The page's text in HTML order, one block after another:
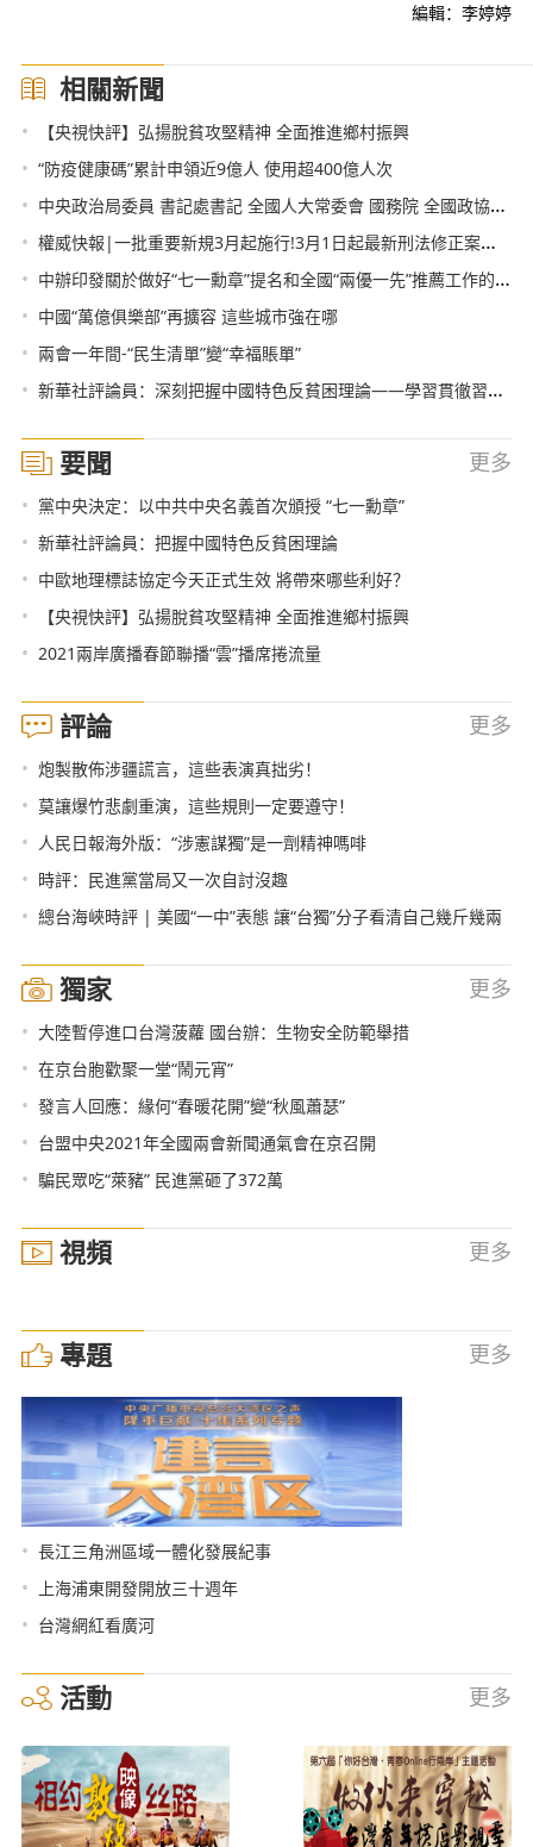
編輯：李婷婷
相關新聞
• 【央視快評】弘揚脫貧攻堅精神 全面推進鄉村振興
• “防疫健康碼”累計申領近9億人 使用超400億人次
• 中央政治局委員 書記處書記 全國人大常委會 國務院 全國政協黨組成員 最高人民法院 最高人民檢察院黨組書記向黨中央和習近平總書記述職
• 權威快報|一批重要新規3月起施行!3月1日起最新刑法修正案開始生效
• 中辦印發關於做好“七一勳章”提名和全國“兩優一先”推薦工作的通知
• 中國“萬億俱樂部”再擴容 這些城市強在哪
• 兩會一年間-“民生清單”變“幸福賬單”
• 新華社評論員：深刻把握中國特色反貧困理論——學習貫徹習近平總書記在全國脫貧攻堅總結表彰大會重要講話
要聞 更多
• 黨中央決定：以中共中央名義首次頒授 “七一勳章”
• 新華社評論員：把握中國特色反貧困理論
• 中歐地理標誌協定今天正式生效 將帶來哪些利好？
• 【央視快評】弘揚脫貧攻堅精神 全面推進鄉村振興
• 2021兩岸廣播春節聯播“雲”播席捲流量
評論 更多
• 炮製散佈涉疆謊言，這些表演真拙劣！
• 莫讓爆竹悲劇重演，這些規則一定要遵守！
• 人民日報海外版：“涉憲謀獨”是一劑精神嗎啡
• 時評：民進黨當局又一次自討沒趣
• 總台海峽時評 | 美國“一中”表態 讓“台獨”分子看清自己幾斤幾兩
獨家 更多
• 大陸暫停進口台灣菠蘿 國台辦：生物安全防範舉措
• 在京台胞歡聚一堂“鬧元宵”
• 發言人回應：緣何“春暖花開”變“秋風蕭瑟”
• 台盟中央2021年全國兩會新聞通氣會在京召開
• 騙民眾吃“萊豬” 民進黨砸了372萬
視頻 更多
專題 更多
• 長江三角洲區域一體化發展紀事
• 上海浦東開發開放三十週年
• 台灣網紅看廣河
活動 更多